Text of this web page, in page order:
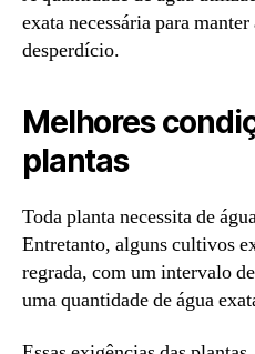
exata necessária para
desperdício.
Melhores
plantas
Toda planta necessita de
Entretanto, alguns cultivos
regrada, com um intervalo
uma quantidade de água